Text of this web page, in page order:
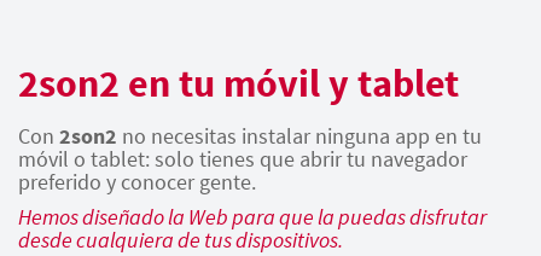
2son2 en tu móvil y tablet
Con 2son2 no necesitas instalar ninguna app en tu
móvil o tablet: solo tienes que abrir tu navegador
preferido y conocer gente.
Hemos diseñado la Web para que la puedas disfrutar
desde cualquiera de tus dispositivos.